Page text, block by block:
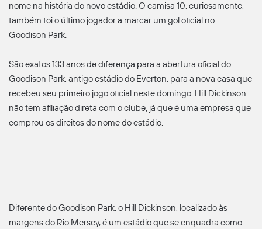
nome na história do novo estádio. O camisa 10, curiosamente,
também foi o último jogador a marcar um gol oficial no
Goodison Park.
São exatos 133 anos de diferença para a abertura oficial do
Goodison Park, antigo estádio do Everton, para a nova casa que
recebeu seu primeiro jogo oficial neste domingo. Hill Dickinson
não tem afiliação direta com o clube, já que é uma empresa que
comprou os direitos do nome do estádio.
Diferente do Goodison Park, o Hill Dickinson, localizado às
margens do Rio Mersey, é um estádio que se enquadra como